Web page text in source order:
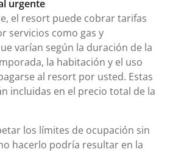
urgente
el resort puede cobrar tarifas
servicios como gas y
varían según la duración de la
la habitación y el uso
al resort por usted. Estas
incluidas en el precio total de la
los límites de ocupación sin
hacerlo podría resultar en la